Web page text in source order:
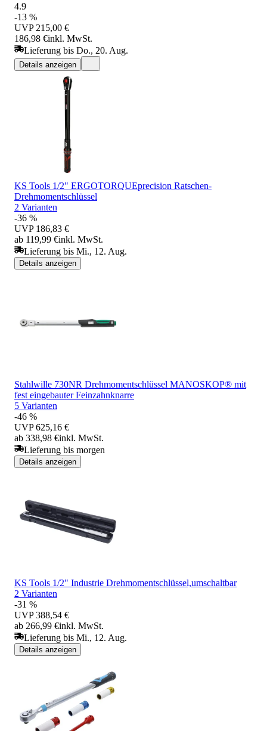
4.9
-13 %
UVP 215,00 €
186,98 €inkl. MwSt.
Lieferung bis Do., 20. Aug.
Details anzeigen
KS Tools 1/2" ERGOTORQUEprecision Ratschen-
Drehmomentschlüssel
2 Varianten
-36 %
UVP 186,83 €
ab 119,99 €inkl. MwSt.
Lieferung bis Mi., 12. Aug.
Details anzeigen
Stahlwille 730NR Drehmomentschlüssel MANOSKOP® mit
fest eingebauter Feinzahnknarre
5 Varianten
-46 %
UVP 625,16 €
ab 338,98 €inkl. MwSt.
Lieferung bis morgen
Details anzeigen
KS Tools 1/2" Industrie Drehmomentschlüssel,umschaltbar
2 Varianten
-31 %
UVP 388,54 €
ab 266,99 €inkl. MwSt.
Lieferung bis Mi., 12. Aug.
Details anzeigen